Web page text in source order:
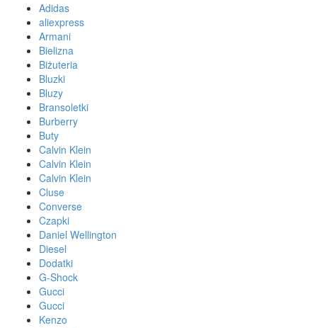
Adidas
aliexpress
Armani
Bielizna
Biżuteria
Bluzki
Bluzy
Bransoletki
Burberry
Buty
Calvin Klein
Calvin Klein
Calvin Klein
Cluse
Converse
Czapki
Daniel Wellington
Diesel
Dodatki
G-Shock
Gucci
Gucci
Kenzo